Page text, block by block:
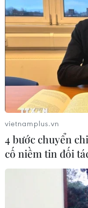
Xét tuyển đại
gian thí sinh
20/07/2023 04:33
Theo kế hoạch tuyển
ngày 30/7, thí sinh
tuyển không giới hạn
chung của Bộ Giáo
vietnamplus.vn
4 bước chuyển
cố niềm tin đối